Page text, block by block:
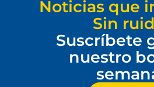
Noticias que
Sin
Suscríbete
nuestro